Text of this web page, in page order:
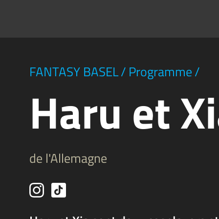
FANTASY BASEL/ Programme/
Haru et
de l'Allemagne